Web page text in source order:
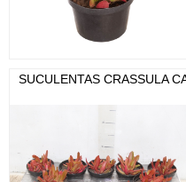
SUCULENTAS CRASSULA